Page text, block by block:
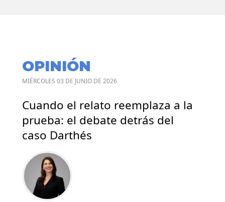
OPINIÓN
MIÉRCOLES 03 DE JUNIO DE 2026
Cuando el relato reemplaza a la
prueba: el debate detrás del
caso Darthés